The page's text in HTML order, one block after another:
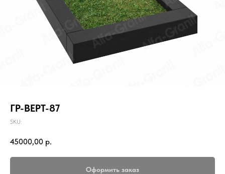
ГР-ВЕРТ-87
SKU:
45000,00 р.
Оформить заказ